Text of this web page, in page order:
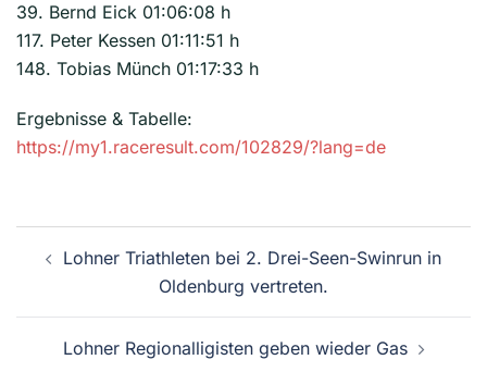
39. Bernd Eick 01:06:08 h
117. Peter Kessen 01:11:51 h
148. Tobias Münch 01:17:33 h
Ergebnisse & Tabelle:
https://my1.raceresult.com/102829/?lang=de
Beitragsnavigation
Lohner Triathleten bei 2. Drei-Seen-Swinrun in
Oldenburg vertreten.
Lohner Regionalligisten geben wieder Gas